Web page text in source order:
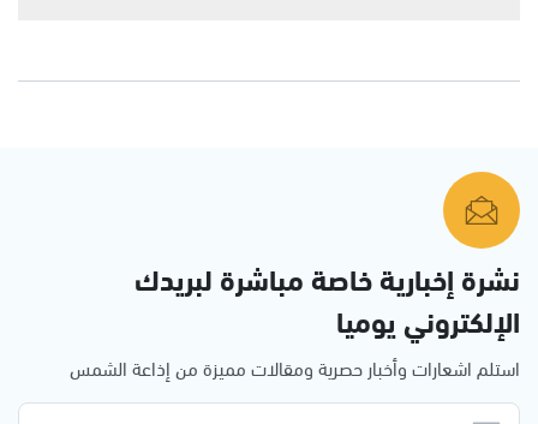
نشرة إخبارية خاصة مباشرة لبريدك
الإلكتروني يوميا
استلم اشعارات وأخبار حصرية ومقالات مميزة من إذاعة الشمس